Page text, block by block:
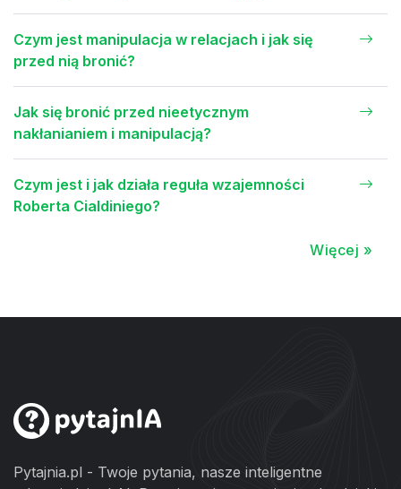
Czym jest manipulacja w relacjach i jak się
przed nią bronić?
Jak się bronić przed nieetycznym
nakłanianiem i manipulacją?
Czym jest i jak działa reguła wzajemności
Roberta Cialdiniego?
Więcej »
Pytajnia.pl - Twoje pytania, nasze inteligentne